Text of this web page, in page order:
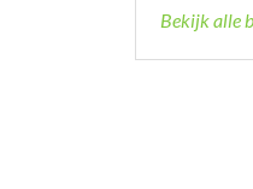
Bekijk alle